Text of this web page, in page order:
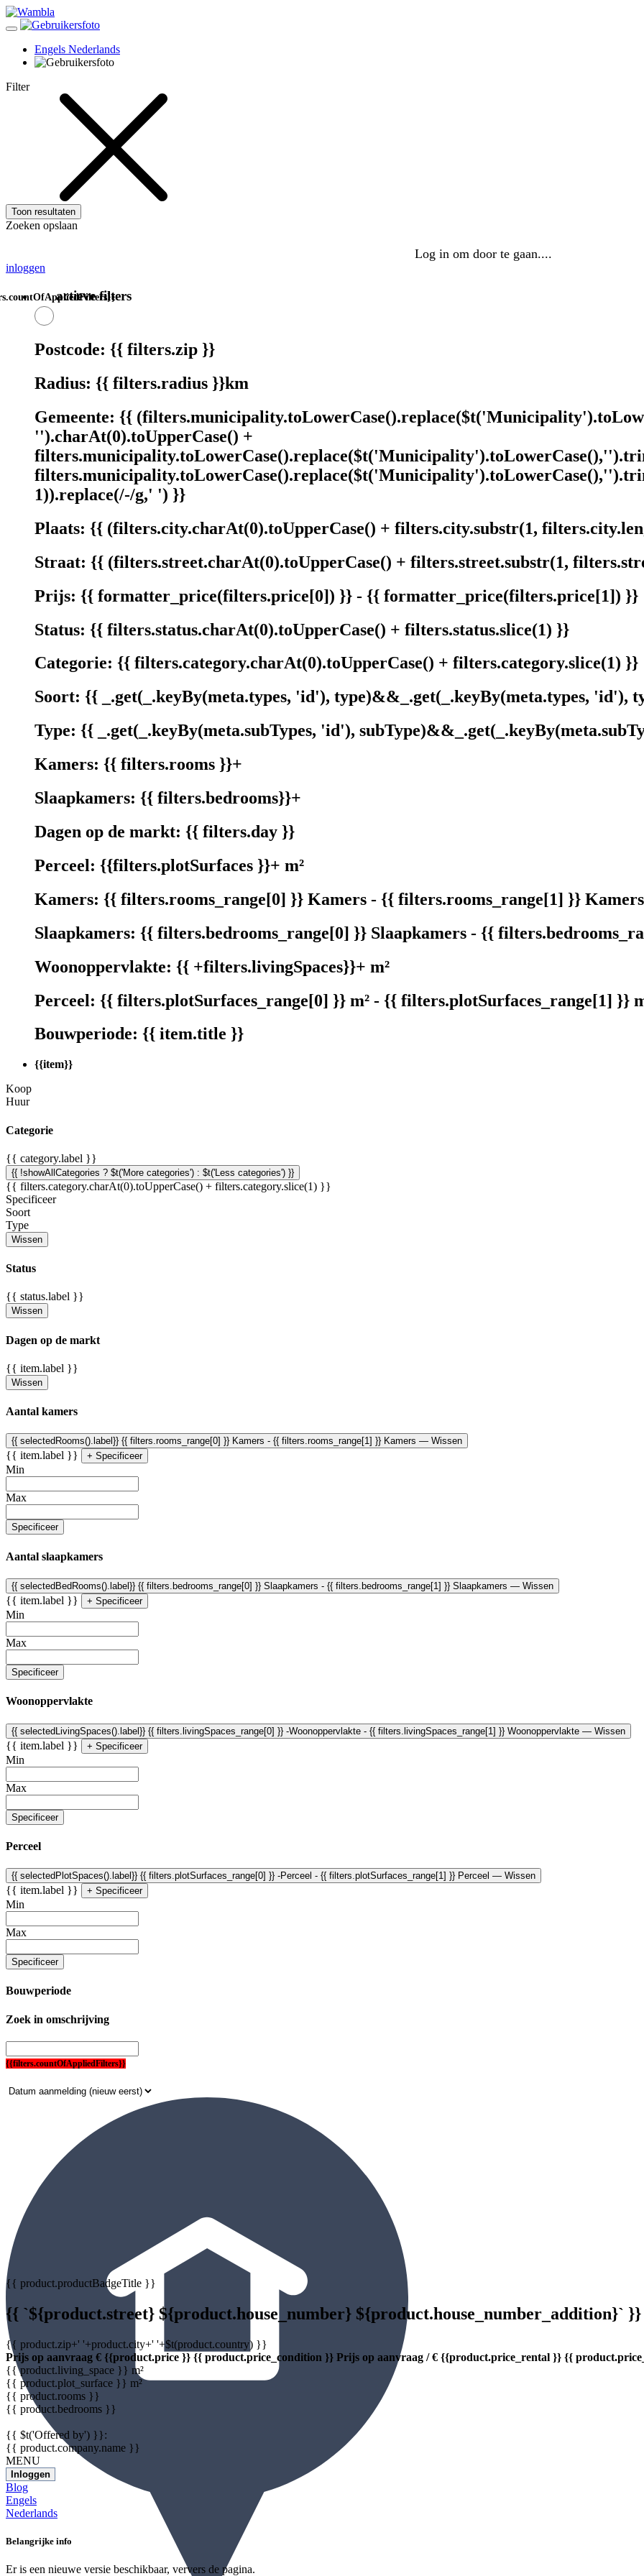
Engels Nederlands
Filter
Toon resultaten
Zoeken opslaan
Log in om door te gaan....
inloggen
actieve filters
Postcode: {{ filters.zip }}
Radius: {{ filters.radius }}km
Gemeente: {{
'').charAt(0).toUpperCase() +
1)).replace(/-/g,' ') }}
Plaats: {{ (filters.city.charAt(0).toUpperCase() + filters.city.substr(1,
Straat: {{ (filters.street.charAt(0).toUpperCase() + filters.street.substr(1,
Prijs: {{ formatter_price(filters.price[0]) }} - {{ formatter_price(filters.price[1]) }}
Status: {{ filters.status.charAt(0).toUpperCase() + filters.status.slice(1) }}
Categorie: {{ filters.category.charAt(0).toUpperCase() + filters.category.slice(1) }}
Soort: {{ _.get(_.keyBy(meta.types, 'id'), type)&&_.get(_.keyBy(meta.types, 'id'),
Type: {{ _.get(_.keyBy(meta.subTypes, 'id'),
Kamers: {{ filters.rooms }}+
Slaapkamers: {{ filters.bedrooms}}+
Dagen op de markt: {{ filters.day }}
Perceel: {{filters.plotSurfaces }}+ m²
Kamers: {{ filters.rooms_range[0] }} Kamers - {{ filters.rooms_range[1] }} Kamers
Slaapkamers: {{ filters.bedrooms_range[0] }} Slaapkamers - {{
Woonoppervlakte: {{ +filters.livingSpaces}}+ m²
Perceel: {{ filters.plotSurfaces_range[0] }} m² - {{ filters.plotSurfaces_range[1] }}
Bouwperiode: {{ item.title }}
{{item}}
Koop
Huur
Categorie
{{ category.label }}
{{ !showAllCategories ? $t('More categories') : $t('Less categories') }}
{{ filters.category.charAt(0).toUpperCase() + filters.category.slice(1) }}
Specificeer
Soort
Type
Wissen
Status
{{ status.label }}
Wissen
Dagen op de markt
{{ item.label }}
Wissen
Aantal kamers
{{ selectedRooms().label}} {{ filters.rooms_range[0] }} Kamers - {{ filters.rooms_range[1] }} Kamers — Wissen
{{ item.label }} + Specificeer
Min
Max
Specificeer
Aantal slaapkamers
{{ selectedBedRooms().label}} {{ filters.bedrooms_range[0] }} Slaapkamers - {{ filters.bedrooms_range[1] }} Slaapkamers — Wissen
{{ item.label }} + Specificeer
Min
Max
Specificeer
Woonoppervlakte
{{ selectedLivingSpaces().label}} {{ filters.livingSpaces_range[0] }} -Woonoppervlakte - {{ filters.livingSpaces_range[1] }} Woonoppervlakte — Wissen
{{ item.label }} + Specificeer
Min
Max
Specificeer
Perceel
{{ selectedPlotSpaces().label}} {{ filters.plotSurfaces_range[0] }} -Perceel - {{ filters.plotSurfaces_range[1] }} Perceel — Wissen
{{ item.label }} + Specificeer
Min
Max
Specificeer
Bouwperiode
Zoek in omschrijving
{{filters.countOfAppliedFilters}}
{{ product.productBadgeTitle }}
{{ `${product.street} ${product.house_number} ${product.house_number_addition}` }}
{{ product.zip+' '+product.city+' '+$t(product.country) }}
Prijs op aanvraag € {{product.price }} {{ product.price_condition }} Prijs op aanvraag /€ {{product.price_rental }} {{
{{ product.living_space }} m²
{{ product.plot_surface }} m²
{{ product.rooms }}
{{ product.bedrooms }}
{{ $t('Offered by') }}:
{{ product.company.name }}
MENU
Inloggen
Blog
Engels
Nederlands
Belangrijke info
Er is een nieuwe versie beschikbaar, ververs de pagina.